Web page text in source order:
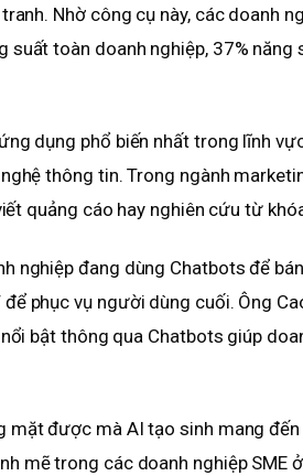
Nhờ công cụ này, các doanh
suất toàn doanh nghiệp, 37%
dụng phổ biến nhất trong lĩnh
thông tin. Trong ngành
quảng cáo hay nghiên cứu từ
nghiệp đang dùng Chatbots để
để phục vụ người dùng cuối. Ông
bật thông qua Chatbots giúp
mặt được mà AI tạo sinh mang
mẽ trong các doanh nghiệp SME